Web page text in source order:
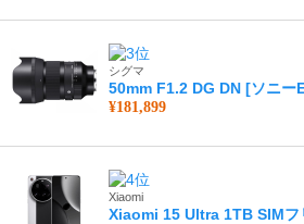
シグマ
50mm F1.2 DG DN [ソニー
¥181,899
Xiaomi
Xiaomi 15 Ultra 1TB SIMフ